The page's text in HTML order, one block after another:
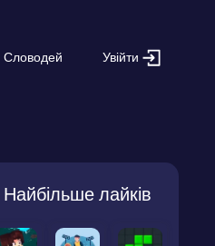
Словодей Увійти
Найбільше лайків